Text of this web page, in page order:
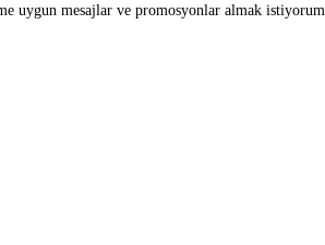
uygun mesajlar ve promosyonlar almak istiyorum.